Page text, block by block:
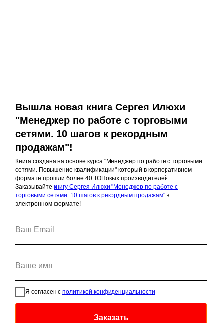
Вышла новая книга Сергея Илюхи
"Менеджер по работе с торговыми
сетями. 10 шагов к рекордным
продажам"!
Книга создана на основе курса "Менеджер по работе с торговыми
сетями. Повышение квалификации" который в корпоративном
формате прошли более 40 ТОПовых производителей.
Заказывайте книгу Сергея Илюхи "Менеджер по работе с
торговыми сетями. 10 шагов к рекордным продажам" в
электронном формате!
Я согласен с политикой конфиденциальности
Заказать
Сергей Илюха
Новости Школа поставщика
CATMAN SCHOOL База знаний
Расписание Блог Контакты
© 2013-2025. ООО "Лига Коммерсантов",